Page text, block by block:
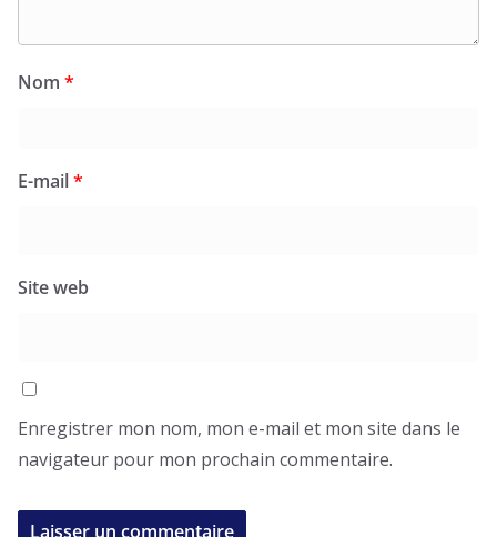
Nom *
E-mail*
Site web
Enregistrer mon nom, mon e-mail et mon site dans le
navigateur pour mon prochain commentaire.